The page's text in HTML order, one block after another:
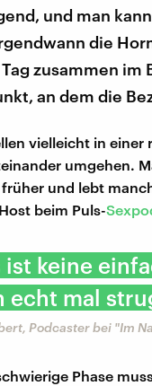
und man
die
zusammen
an dem die
vielleicht in
umgehen.
und lebt
beim Puls-
ist keine
echt mal
Podcaster bei "Im
Phase